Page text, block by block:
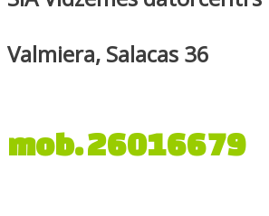
Valmiera, Salacas 36
mob. 26016679